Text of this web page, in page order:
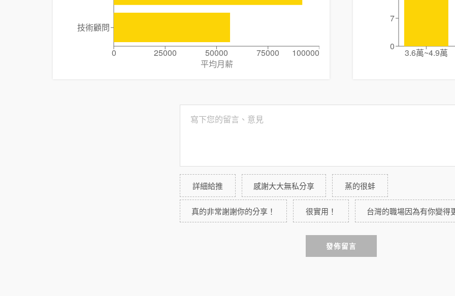
0 25000 50000 75000
100000
平均月薪
技術顧問
3.6萬~4.9萬
0
7
詳細給推 感謝大大無私分享 蒸的很蚌
真的非常謝謝你的分享！ 很實用！ 台灣的職場因為有你變得
發佈留言